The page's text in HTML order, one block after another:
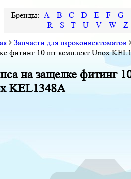
A B C D E F G
R
S T U V W
Z
Запчасти для пароконвектоматов
фитинг 10 шт комплект Unox
на защелке фитинг
KEL1348A